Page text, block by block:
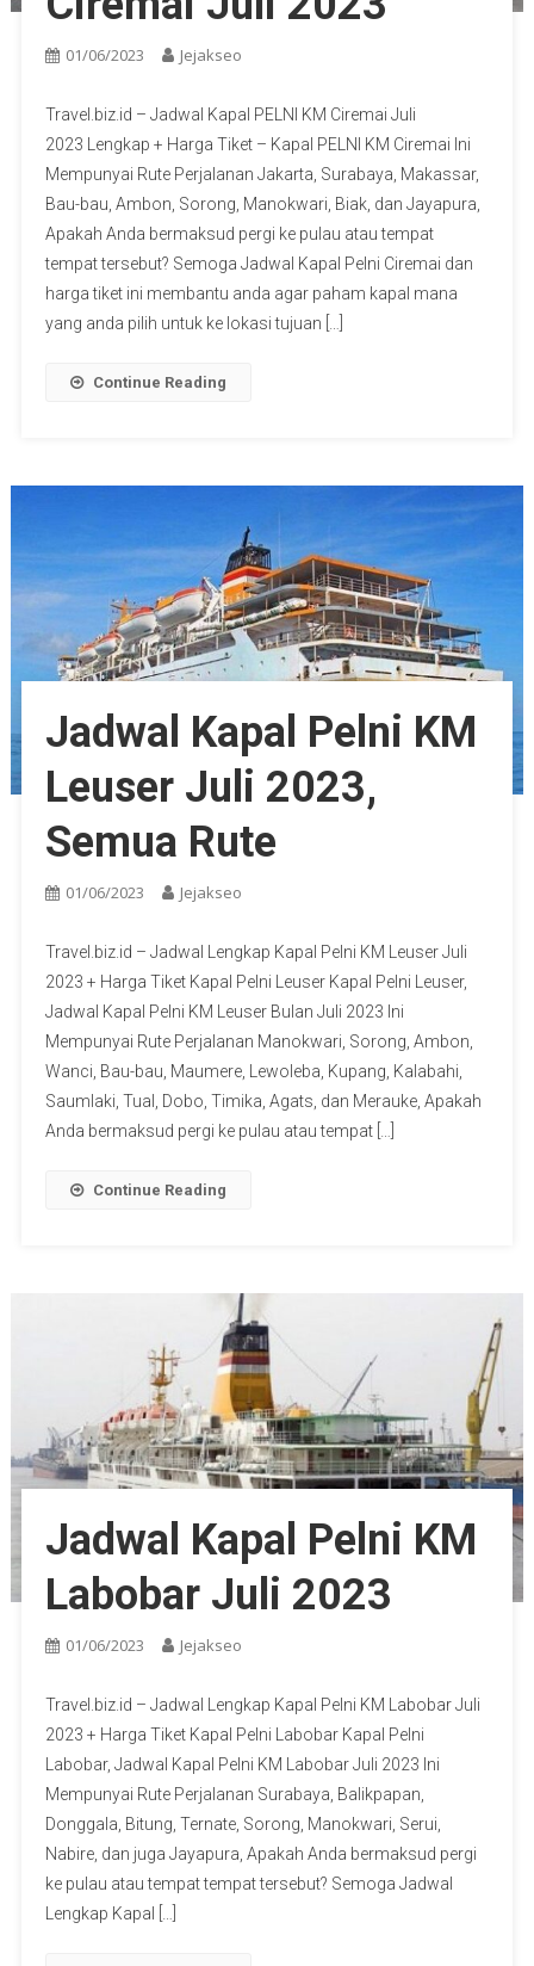
01/06/2023 Jejakseo
Travel.biz.id – Jadwal Kapal PELNI KM Ciremai Juli
2023 Lengkap + Harga Tiket – Kapal PELNI KM Ciremai Ini
Mempunyai Rute Perjalanan Jakarta, Surabaya, Makassar,
Bau-bau, Ambon, Sorong, Manokwari, Biak, dan Jayapura,
Apakah Anda bermaksud pergi ke pulau atau tempat
tempat tersebut? Semoga Jadwal Kapal Pelni Ciremai dan
harga tiket ini membantu anda agar paham kapal mana
yang anda pilih untuk ke lokasi tujuan […]
Continue Reading
Jadwal Kapal Pelni KM
Leuser Juli 2023,
Semua Rute
01/06/2023 Jejakseo
Travel.biz.id – Jadwal Lengkap Kapal Pelni KM Leuser Juli
2023 + Harga Tiket Kapal Pelni Leuser Kapal Pelni Leuser,
Jadwal Kapal Pelni KM Leuser Bulan Juli 2023 Ini
Mempunyai Rute Perjalanan Manokwari, Sorong, Ambon,
Wanci, Bau-bau, Maumere, Lewoleba, Kupang, Kalabahi,
Saumlaki, Tual, Dobo, Timika, Agats, dan Merauke, Apakah
Anda bermaksud pergi ke pulau atau tempat […]
Continue Reading
Jadwal Kapal Pelni KM
Labobar Juli 2023
01/06/2023 Jejakseo
Travel.biz.id – Jadwal Lengkap Kapal Pelni KM Labobar Juli
2023 + Harga Tiket Kapal Pelni Labobar Kapal Pelni
Labobar, Jadwal Kapal Pelni KM Labobar Juli 2023 Ini
Mempunyai Rute Perjalanan Surabaya, Balikpapan,
Donggala, Bitung, Ternate, Sorong, Manokwari, Serui,
Nabire, dan juga Jayapura, Apakah Anda bermaksud pergi
ke pulau atau tempat tempat tersebut? Semoga Jadwal
Lengkap Kapal […]